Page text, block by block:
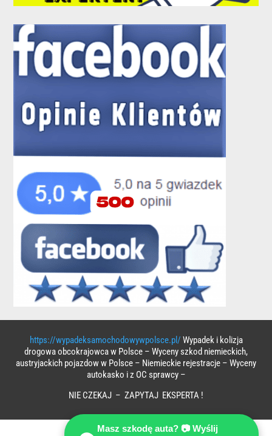
https://wypadeksamochodowywpolsce.pl/ Wypadek i kolizja
drogowa obcokrajowca w Polsce – Wyceny szkod niemieckich,
austryjackich pojazdow w Polsce – Niemieckie rejestracje – Wyceny
autokasko i z OC sprawcy –
NIE CZEKAJ – ZAPYTAJ EKSPERTA !
Masz szkodę auta? 📷 Wyślij